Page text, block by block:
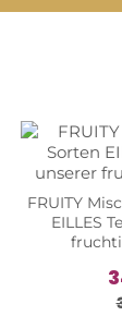
FRUITY
EILLES